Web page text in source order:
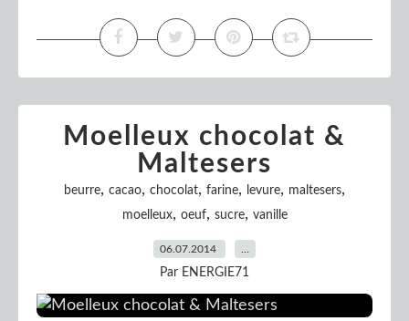
Moelleux chocolat &
Maltesers
beurre, cacao, chocolat, farine, levure, maltesers,
moelleux, oeuf, sucre, vanille
06.07.2014
Par ENERGIE71